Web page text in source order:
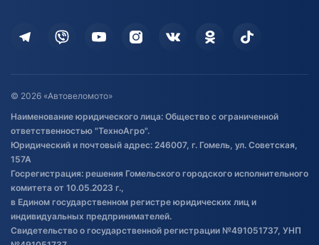
Дополнительные услуги
Оставить отзыв
Договор публичной оферты
Обработка файлов cookie
Постановка транспорта на учет
Обновления в ЭПТС 2024
© 2026 «Автовеломото»
Наименование юридического лица: Общество с ограниченной
ответственностью "ТехноАгро".
Юридический и почтовый адрес: 246007, г. Гомель, ул. Советская,
157А
Госрегистрация: решения Гомельского городского исполнительного
комитета от 10.05.2023 г.,
в Едином государственном регистре юридических лиц и
индивидуальных предпринимателей.
Свидетельство о государственной регистрации №491051737, УНП